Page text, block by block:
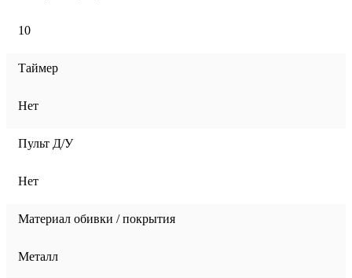
10
Таймер
Нет
Пульт Д/У
Нет
Материал обивки / покрытия
Металл